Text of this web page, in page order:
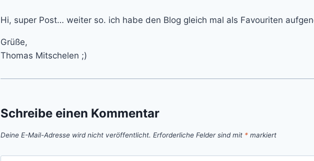
Hi, super Post… weiter so. ich habe den Blog gleich mal als Favouriten
Grüße,
Thomas Mitschelen ;)
Schreibe einen Kommentar
Deine E-Mail-Adresse wird nicht veröffentlicht. Erforderliche Felder sind mit * markiert